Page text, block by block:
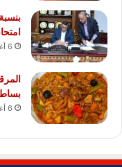
6 أغسطس، 2026
6 أغسطس، 2026